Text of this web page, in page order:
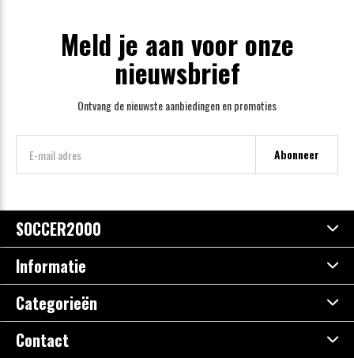
Meld je aan voor onze
nieuwsbrief
Ontvang de nieuwste aanbiedingen en promoties
Abonneer
SOCCER2000
Informatie
Categorieën
Contact